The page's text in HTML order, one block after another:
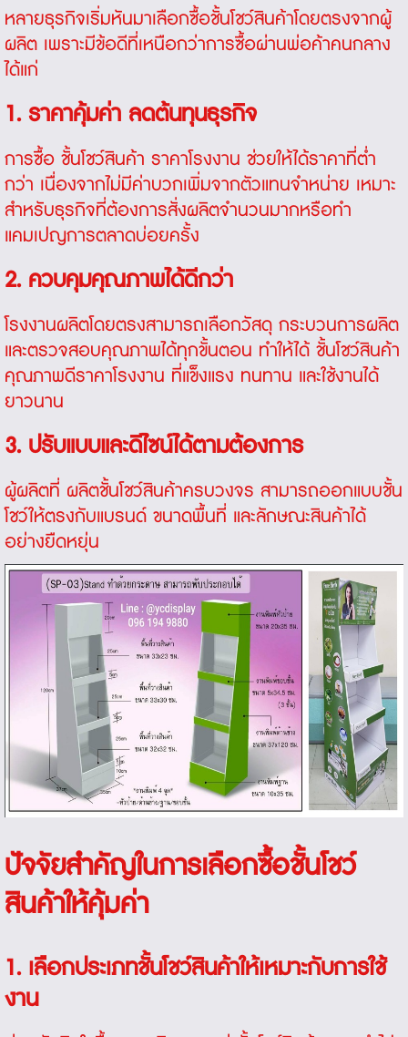
หลายธุรกิจเริ่มหันมาเลือกซื้อชั้นโชว์สินค้าโดยตรงจากผู้
ผลิต เพราะมีข้อดีที่เหนือกว่าการซื้อผ่านพ่อค้าคนกลาง
ได้แก่
1. ราคาคุ้มค่า ลดต้นทุนธุรกิจ
การซื้อ ชั้นโชว์สินค้า ราคาโรงงาน ช่วยให้ได้ราคาที่ต่ำ
กว่า เนื่องจากไม่มีค่าบวกเพิ่มจากตัวแทนจำหน่าย เหมาะ
สำหรับธุรกิจที่ต้องการสั่งผลิตจำนวนมากหรือทำ
แคมเปญการตลาดบ่อยครั้ง
2. ควบคุมคุณภาพได้ดีกว่า
โรงงานผลิตโดยตรงสามารถเลือกวัสดุ กระบวนการผลิต
และตรวจสอบคุณภาพได้ทุกขั้นตอน ทำให้ได้ ชั้นโชว์สินค้า
คุณภาพดีราคาโรงงาน ที่แข็งแรง ทนทาน และใช้งานได้
ยาวนาน
3. ปรับแบบและดีไซน์ได้ตามต้องการ
ผู้ผลิตที่ ผลิตชั้นโชว์สินค้าครบวงจร สามารถออกแบบชั้น
โชว์ให้ตรงกับแบรนด์ ขนาดพื้นที่ และลักษณะสินค้าได้
อย่างยืดหยุ่น
ปัจจัยสำคัญในการเลือกซื้อชั้นโชว์
สินค้าให้คุ้มค่า
1. เลือกประเภทชั้นโชว์สินค้าให้เหมาะกับการใช้
งาน